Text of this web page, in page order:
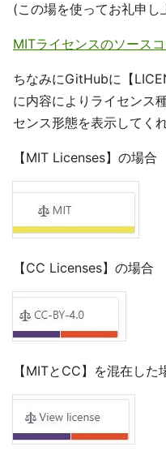
(この場を使ってお礼申し
MITライセンスのソース
ちなみにGitHubに【
に内容によりライセンス
センス形態を表示してく
【MIT Licenses】の場合
【CC Licenses】の場合
【MITとCC】を混在した